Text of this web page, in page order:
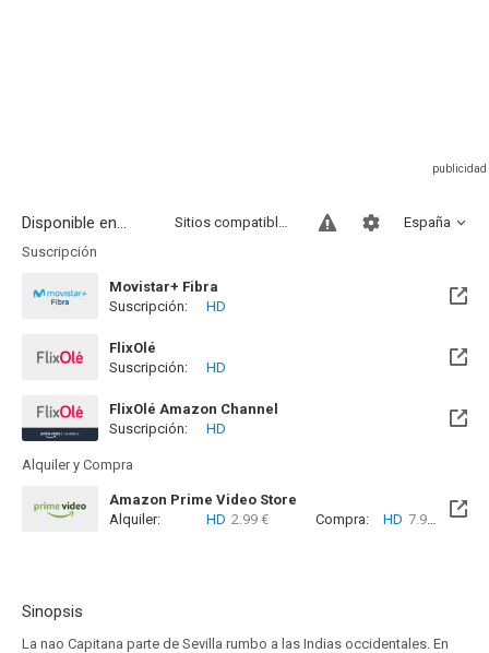
Disponible en... España
Sitios compatibles
Suscripción
Movistar+ Fibra
Disponible hasta el Vie, 01 Ene 2100 (Quedan 73 años)
Suscripción: HD
FlixOlé
Suscripción:
HD
FlixOlé Amazon Channel
Suscripción:
HD
Alquiler y Compra
Amazon Prime Video Store
Alquiler:
HD 2.99 € Compra: HD 7.99 €
Sinopsis
La nao Capitana parte de Sevilla rumbo a las Indias occidentales. En